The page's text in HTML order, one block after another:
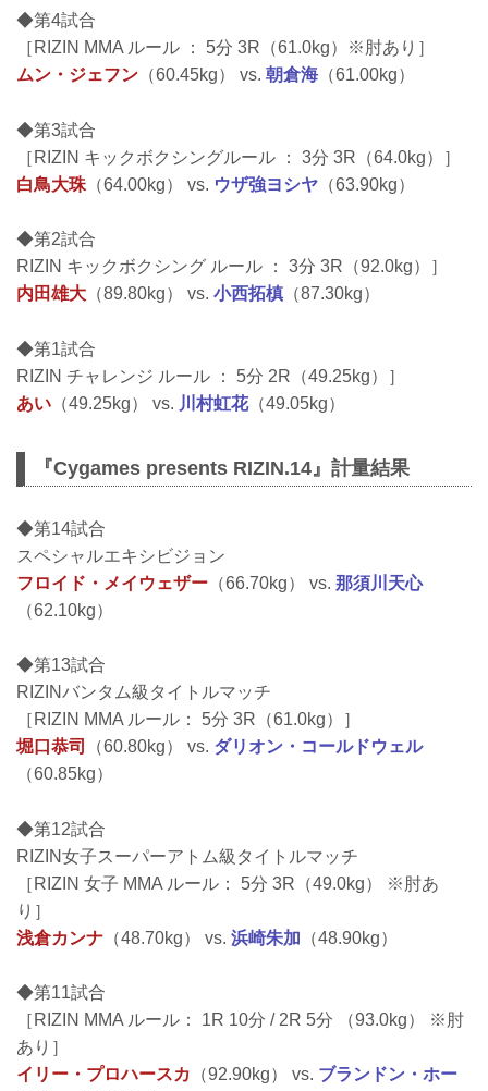
◆第4試合
［RIZIN MMA ルール ： 5分 3R（61.0kg）※肘あり］
ムン・ジェフン （60.45kg） vs. 朝倉海 （61.00kg）
◆第3試合
［RIZIN キックボクシングルール ： 3分 3R（64.0kg）］
白鳥大珠 （64.00kg） vs. ウザ強ヨシヤ （63.90kg）
◆第2試合
RIZIN キックボクシング ルール ： 3分 3R（92.0kg）］
内田雄大 （89.80kg） vs. 小西拓槙 （87.30kg）
◆第1試合
RIZIN チャレンジ ルール ： 5分 2R（49.25kg）］
あい （49.25kg） vs. 川村虹花（49.05kg）
『Cygames presents RIZIN.14』計量結果
◆第14試合
スペシャルエキシビジョン
フロイド・メイウェザー （66.70kg） vs. 那須川天心
（62.10kg）
◆第13試合
RIZINバンタム級タイトルマッチ
［RIZIN MMA ルール： 5分 3R（61.0kg）］
堀口恭司
（60.80kg） vs. ダリオン・コールドウェル
（60.85kg）
◆第12試合
RIZIN女子スーパーアトム級タイトルマッチ
［RIZIN 女子 MMA ルール： 5分 3R（49.0kg） ※肘あ
り］
浅倉カンナ （48.70kg） vs. 浜崎朱加 （48.90kg）
◆第11試合
［RIZIN MMA ルール： 1R 10分 / 2R 5分 （93.0kg） ※肘
あり］
イリー・プロハースカ
（92.90kg） vs. ブランドン・ホー